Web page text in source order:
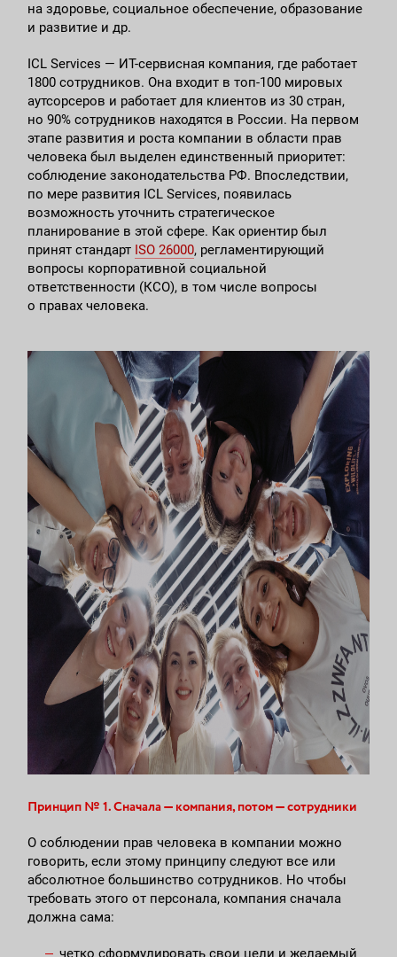
на здоровье, социальное обеспечение, образование
и развитие и др.
ICL Services — ИТ-сервисная компания, где работает
1800 сотрудников. Она входит в топ-100 мировых
аутсорсеров и работает для клиентов из 30 стран,
но 90% сотрудников находятся в России. На первом
этапе развития и роста компании в области прав
человека был выделен единственный приоритет:
соблюдение законодательства РФ. Впоследствии,
по мере развития ICL Services, появилась
возможность уточнить стратегическое
планирование в этой сфере. Как ориентир был
принят стандарт ISO 26000, регламентирующий
вопросы корпоративной социальной
ответственности (КСО), в том числе вопросы
о правах человека.
Принцип № 1. Сначала — компания, потом — сотрудники
О соблюдении прав человека в компании можно
говорить, если этому принципу следуют все или
абсолютное большинство сотрудников. Но чтобы
требовать этого от персонала, компания сначала
должна сама:
четко сформулировать свои цели и желаемый